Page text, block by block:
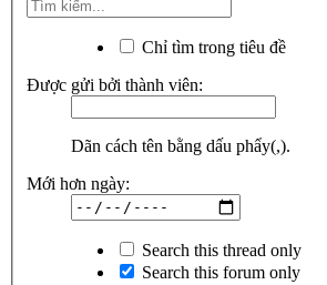
Chỉ tìm trong tiêu đề
Được gửi bởi thành viên:
Dãn cách tên bằng dấu phẩy(,).
Mới hơn ngày:
Search this thread only
Search this forum only